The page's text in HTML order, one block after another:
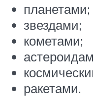
планетами;
звездами;
кометами;
ракетами.